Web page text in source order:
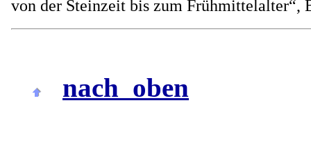
von der Steinzeit bis zum
nach oben